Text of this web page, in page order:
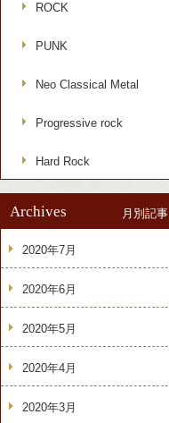
ROCK
PUNK
Neo Classical Metal
Progressive rock
Hard Rock
Archives 月別記事
2020年7月
2020年6月
2020年5月
2020年4月
2020年3月